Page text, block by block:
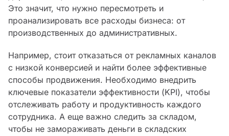
Это значит, что нужно пересмотреть и
проанализировать все расходы бизнеса: от
производственных до административных.
Например, стоит отказаться от рекламных каналов
с низкой конверсией и найти более эффективные
способы продвижения. Необходимо внедрить
ключевые показатели эффективности (KPI), чтобы
отслеживать работу и продуктивность каждого
сотрудника. А еще важно следить за складом,
чтобы не замораживать деньги в складских